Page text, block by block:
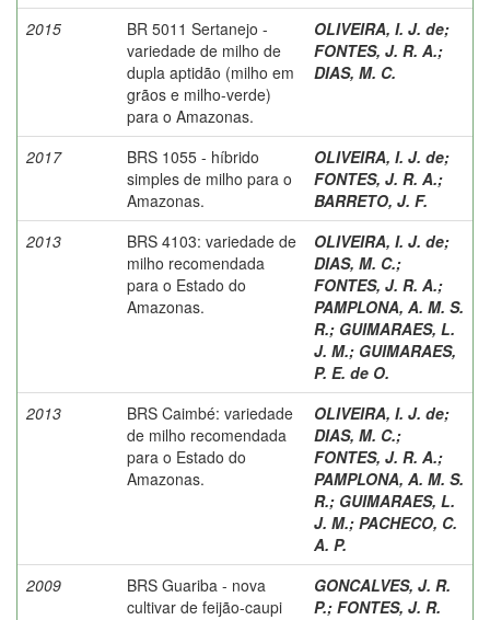
2015
BR 5011 Sertanejo -
variedade de milho de
dupla aptidão (milho em
grãos e milho-verde)
para o Amazonas.
OLIVEIRA, I. J. de;
FONTES, J. R. A.;
DIAS, M. C.
2017
BRS 1055 - híbrido
simples de milho para o
Amazonas.
OLIVEIRA, I. J. de;
FONTES, J. R. A.;
BARRETO, J. F.
2013
BRS 4103: variedade de
milho recomendada
para o Estado do
Amazonas.
OLIVEIRA, I. J. de;
DIAS, M. C.;
FONTES, J. R. A.;
PAMPLONA, A. M. S.
R.; GUIMARAES, L.
J. M.; GUIMARAES,
P. E. de O.
2013
BRS Caimbé: variedade
de milho recomendada
para o Estado do
Amazonas.
OLIVEIRA, I. J. de;
DIAS, M. C.;
FONTES, J. R. A.;
PAMPLONA, A. M. S.
R.; GUIMARAES, L.
J. M.; PACHECO, C.
A. P.
2009
BRS Guariba - nova
cultivar de feijão-caupi
GONCALVES, J. R.
P.; FONTES, J. R.